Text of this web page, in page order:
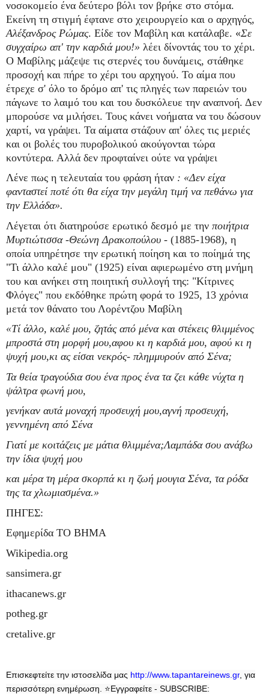
νοσοκομείο ένα δεύτερο βόλι τον βρήκε στο στόμα.
Εκείνη τη στιγμή έφτανε στο χειρουργείο και ο αρχηγός,
Αλέξανδρος Ρώμας. Είδε τον Μαβίλη και κατάλαβε. «Σε
συγχαίρω απ' την καρδιά μου!» λέει δίνοντάς του το χέρι.
Ο Μαβίλης μάζεψε τις στερνές του δυνάμεις, στάθηκε
προσοχή και πήρε το χέρι του αρχηγού. Το αίμα που
έτρεχε σ' όλο το δρόμο απ' τις πληγές των παρειών του
πάγωνε το λαιμό του και του δυσκόλευε την αναπνοή. Δεν
μπορούσε να μιλήσει. Τους κάνει νοήματα να του δώσουν
χαρτί, να γράψει. Τα αίματα στάζουν απ' όλες τις μεριές
και οι βολές του πυροβολικού ακούγονται τώρα
κοντύτερα. Αλλά δεν προφταίνει ούτε να γράψει
Λένε πως η τελευταία του φράση ήταν : «Δεν είχα
φανταστεί ποτέ ότι θα είχα την μεγάλη τιμή να πεθάνω για
την Ελλάδα».
Λέγεται ότι διατηρούσε ερωτικό δεσμό με την ποιήτρια
Μυρτιώτισσα -Θεώνη Δρακοπούλου - (1885-1968), η
οποία υπηρέτησε την ερωτική ποίηση και το ποίημά της
"Τι άλλο καλέ μου" (1925) είναι αφιερωμένο στη μνήμη
του και ανήκει στη ποιητική συλλογή της: "Κίτρινες
Φλόγες" που εκδόθηκε πρώτη φορά το 1925, 13 χρόνια
μετά τον θάνατο του Λορέντζου Μαβίλη
«Τί άλλο, καλέ μου, ζητάς από μένα και στέκεις θλιμμένος
μπροστά στη μορφή μου,αφου κι η καρδιά μου, αφού κι η
ψυχή μου,κι ας είσαι νεκρός- πλημμυρούν από Σένα;
Τα θεία τραγούδια σου ένα προς ένα τα ζει κάθε νύχτα η
ψάλτρα φωνή μου,
γενήκαν αυτά μοναχή προσευχή μου,αγνή προσευχή,
γεννημένη από Σένα
Γιατί με κοιτάζεις με μάτια θλιμμένα;Λαμπάδα σου ανάβω
την ίδια ψυχή μου
και μέρα τη μέρα σκορπά κι η ζωή μουγια Σένα, τα ρόδα
της τα χλωμιασμένα.»
ΠΗΓΕΣ:
Εφημερίδα ΤΟ ΒΗΜΑ
Wikipedia.org
sansimera.gr
ithacanews.gr
potheg.gr
cretalive.gr
Επισκεφτείτε την ιστοσελίδα μας http://www tapantareinews gr , για
περισσότερη ενημέρωση. ⭐Εγγραφείτε - SUBSCRIBE: